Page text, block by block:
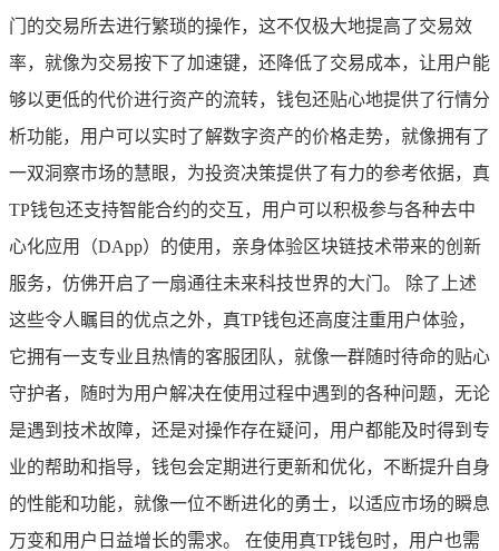
门的交易所去进行繁琐的操作，这不仅极大地提高了交易效
率，就像为交易按下了加速键，还降低了交易成本，让用户能
够以更低的代价进行资产的流转，钱包还贴心地提供了行情分
析功能，用户可以实时了解数字资产的价格走势，就像拥有了
一双洞察市场的慧眼，为投资决策提供了有力的参考依据，真
TP钱包还支持智能合约的交互，用户可以积极参与各种去中
心化应用（DApp）的使用，亲身体验区块链技术带来的创新
服务，仿佛开启了一扇通往未来科技世界的大门。 除了上述
这些令人瞩目的优点之外，真TP钱包还高度注重用户体验，
它拥有一支专业且热情的客服团队，就像一群随时待命的贴心
守护者，随时为用户解决在使用过程中遇到的各种问题，无论
是遇到技术故障，还是对操作存在疑问，用户都能及时得到专
业的帮助和指导，钱包会定期进行更新和优化，不断提升自身
的性能和功能，就像一位不断进化的勇士，以适应市场的瞬息
万变和用户日益增长的需求。 在使用真TP钱包时，用户也需